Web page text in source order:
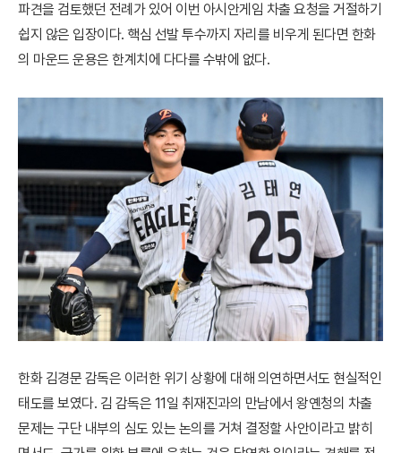
파견을 검토했던 전례가 있어 이번 아시안게임 차출 요청을 거절하기
쉽지 않은 입장이다. 핵심 선발 투수까지 자리를 비우게 된다면 한화
의 마운드 운용은 한계치에 다다를 수밖에 없다.
한화 김경문 감독은 이러한 위기 상황에 대해 의연하면서도 현실적인
태도를 보였다. 김 감독은 11일 취재진과의 만남에서 왕옌청의 차출
문제는 구단 내부의 심도 있는 논의를 거쳐 결정할 사안이라고 밝히